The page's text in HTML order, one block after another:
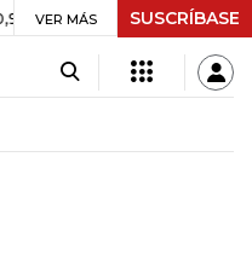
UVR $ 416,86 +$ 0,05 +0,01%
VER MÁS SUSCRÍBASE